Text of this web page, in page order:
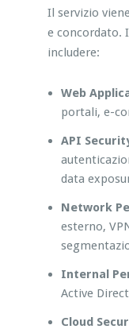
Il servizio
e concordato.
includere:
Web
portali, e-
API
data
Network
esterno,
Internal
Active
Cloud